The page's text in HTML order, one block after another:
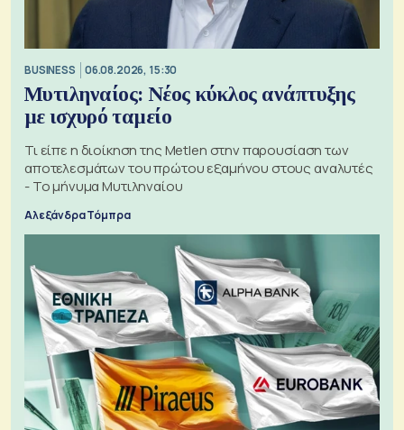
BUSINESS 06.08.2026, 15:30
Μυτιληναίος: Νέος κύκλος ανάπτυξης
με ισχυρό ταμείο
Τι είπε η διοίκηση της Metlen στην παρουσίαση των
αποτελεσμάτων του πρώτου εξαμήνου στους αναλυτές
- Το μήνυμα Μυτιληναίου
Αλεξάνδρα Τόμπρα